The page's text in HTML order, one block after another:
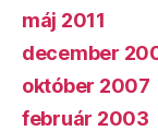
máj 2011
december
október 2007
február 2003